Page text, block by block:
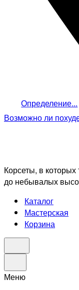
Определение...
Возможно ли
Корсеты, в которых
до небывалых
Каталог
Мастерская
Корзина
Меню